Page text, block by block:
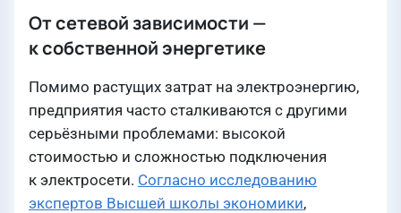
От сетевой зависимости —
к собственной энергетике
Помимо растущих затрат на электроэнергию,
предприятия часто сталкиваются с другими
серьёзными проблемами: высокой
стоимостью и сложностью подключения
к электросети. Согласно исследованию
экспертов Высшей школы экономики,